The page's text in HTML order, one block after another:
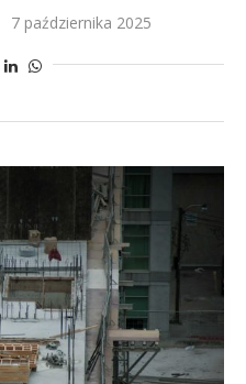
7 października 2025